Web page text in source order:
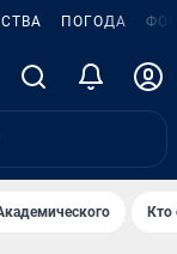
ПОГОДА
Кто